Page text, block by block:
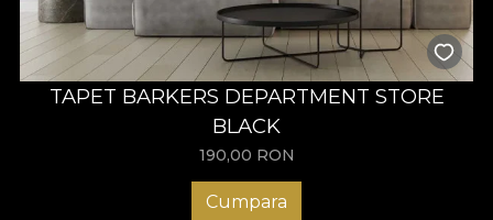
TAPET BARKERS DEPARTMENT STORE
BLACK
190,00 RON
Cumpara